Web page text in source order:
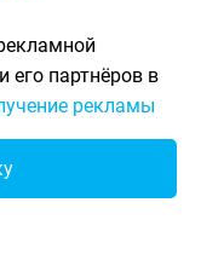
его партнёров в
рекламы